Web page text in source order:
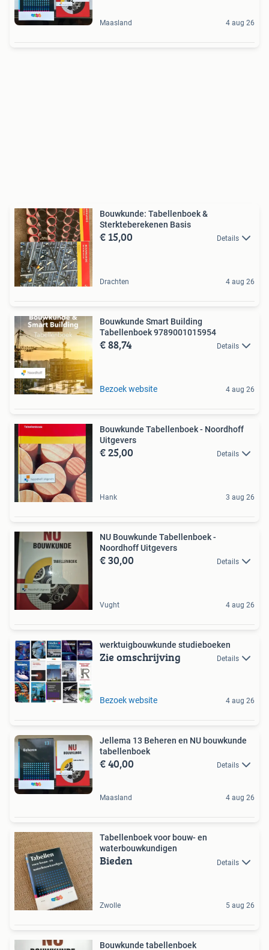
Maasland 4 aug 26
Bouwkunde: Tabellenboek &
Sterkteberekenen Basis
€ 15,00 Details
Drachten 4 aug 26
Bouwkunde Smart Building
Tabellenboek 9789001015954
€ 88,74 Details
Bezoek website 4 aug 26
Bouwkunde Tabellenboek - Noordhoff
Uitgevers
€ 25,00 Details
Hank 3 aug 26
NU Bouwkunde Tabellenboek -
Noordhoff Uitgevers
€ 30,00 Details
Vught 4 aug 26
werktuigbouwkunde studieboeken
Zie omschrijving Details
Bezoek website 4 aug 26
Jellema 13 Beheren en NU bouwkunde
tabellenboek
€ 40,00 Details
Maasland 4 aug 26
Tabellenboek voor bouw- en
waterbouwkundigen
Bieden Details
Zwolle 5 aug 26
Bouwkunde tabellenboek